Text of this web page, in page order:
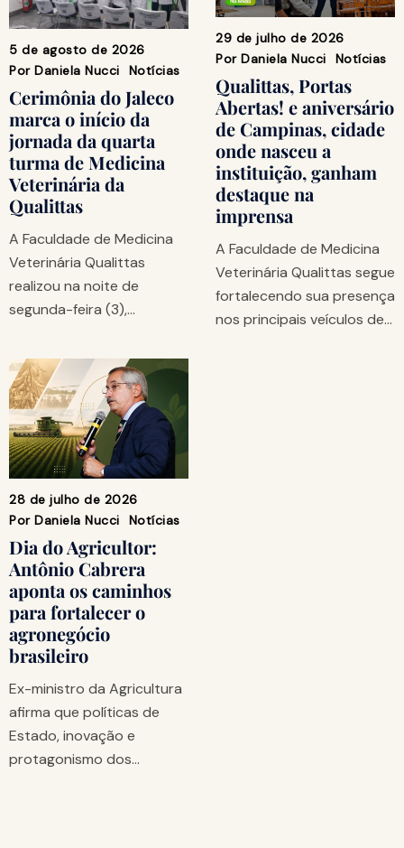
5 de agosto de 2026
Por Daniela Nucci Notícias
Cerimônia do Jaleco
marca o início da
jornada da quarta
turma de Medicina
Veterinária da
Qualittas
A Faculdade de Medicina
Veterinária Qualittas
realizou na noite de
segunda-feira (3),…
29 de julho de 2026
Por Daniela Nucci Notícias
Qualittas, Portas
Abertas! e aniversário
de Campinas, cidade
onde nasceu a
instituição, ganham
destaque na
imprensa
A Faculdade de Medicina
Veterinária Qualittas segue
fortalecendo sua presença
nos principais veículos de…
28 de julho de 2026
Por Daniela Nucci Notícias
Dia do Agricultor:
Antônio Cabrera
aponta os caminhos
para fortalecer o
agronegócio
brasileiro
Ex-ministro da Agricultura
afirma que políticas de
Estado, inovação e
protagonismo dos…